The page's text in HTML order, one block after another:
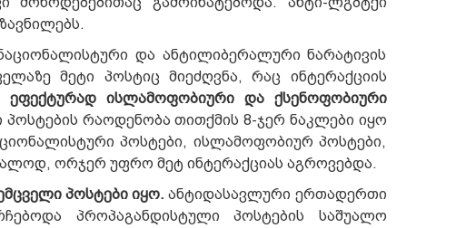
და ანტილიბერალური ნარატივის
მეტი პოსტიც მიეძღვნა, რაც ინტერაქციის
ეფექტურად ისლამოფობიური და ქსენოფობიური
რაოდენობა თითქმის 8-ჯერ ნაკლები იყო
პოსტები, ისლამოფობიურ პოსტები,
ორჯერ უფრო მეტ ინტერაქციას აგროვებდა.
პოსტები იყო. ანტიდასავლური ერთადერთი
პროპაგანდისტული პოსტების საშუალო